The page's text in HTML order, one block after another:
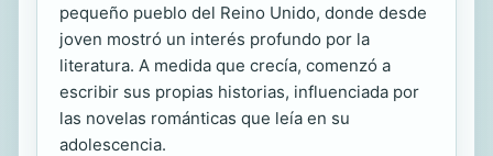
pequeño pueblo del Reino Unido, donde desde
joven mostró un interés profundo por la
literatura. A medida que crecía, comenzó a
escribir sus propias historias, influenciada por
las novelas románticas que leía en su
adolescencia.